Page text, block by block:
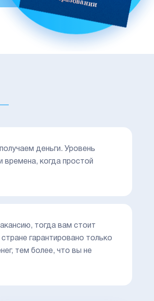
деньги. Уровень
времена, когда простой
тогда вам стоит
гарантировано только
тем более, что вы не